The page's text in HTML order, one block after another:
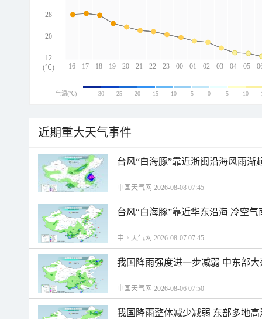
16 17 18 19 20 21 22 23 00 01 02 03 04 05
28
20
12
(℃)
气温(℃) -30 -25 -20 -15 -10 -5 0 5 10
近期重大天气事件
台风“白海豚”靠近浙闽沿海风雨渐
中国天气网 2026-08-08 07:45
台风“白海豚”靠近华东沿海 冷空
中国天气网 2026-08-07 07:45
我国降雨强度进一步减弱 中东部
中国天气网 2026-08-06 07:50
我国降雨整体减少减弱 东部多地